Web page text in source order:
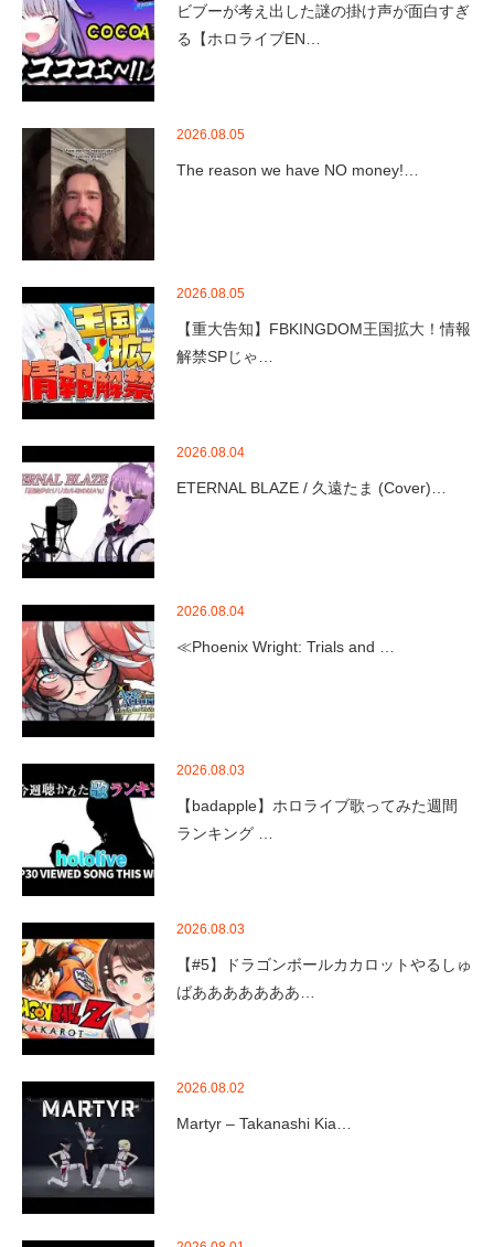
ビブーが考え出した謎の掛け声が面白すぎ
る【ホロライブEN…
2026.08.05
The reason we have NO money!…
2026.08.05
【重大告知】FBKINGDOM王国拡大！情報
解禁SPじゃ…
2026.08.04
ETERNAL BLAZE / 久遠たま (Cover)…
2026.08.04
≪Phoenix Wright: Trials and …
2026.08.03
【badapple】ホロライブ歌ってみた週間
ランキング …
2026.08.03
【#5】ドラゴンボールカカロットやるしゅ
ばあああああああ…
2026.08.02
Martyr – Takanashi Kia…